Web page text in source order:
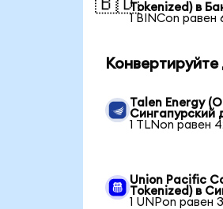
Tokenized) в
1 BINCon равен
Конвертируйте
Talen Energy
Сингапурский
1 TLNon равен
Union Pacific
Tokenized) в
1 UNPon равен